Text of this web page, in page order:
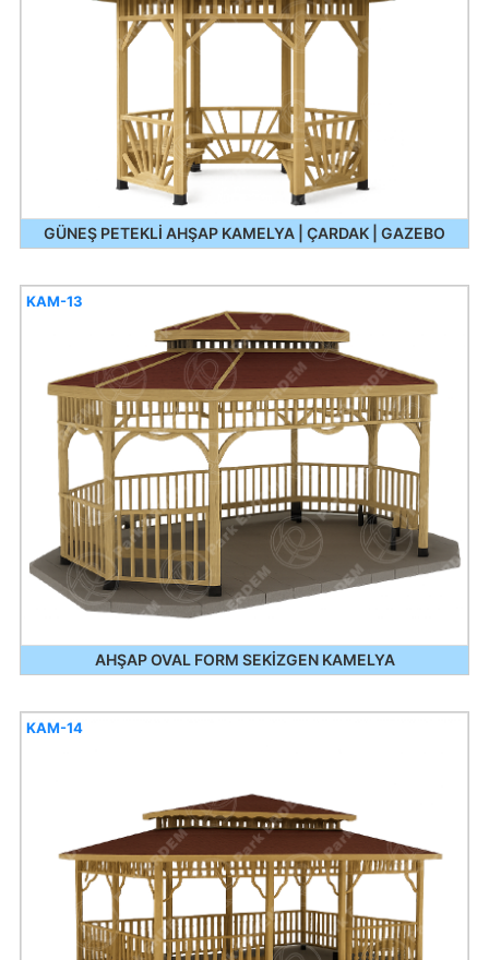
GÜNEŞ PETEKLİ AHŞAP KAMELYA | ÇARDAK | GAZEBO
AHŞAP OVAL FORM SEKİZGEN KAMELYA
KAM-13
KAM-14